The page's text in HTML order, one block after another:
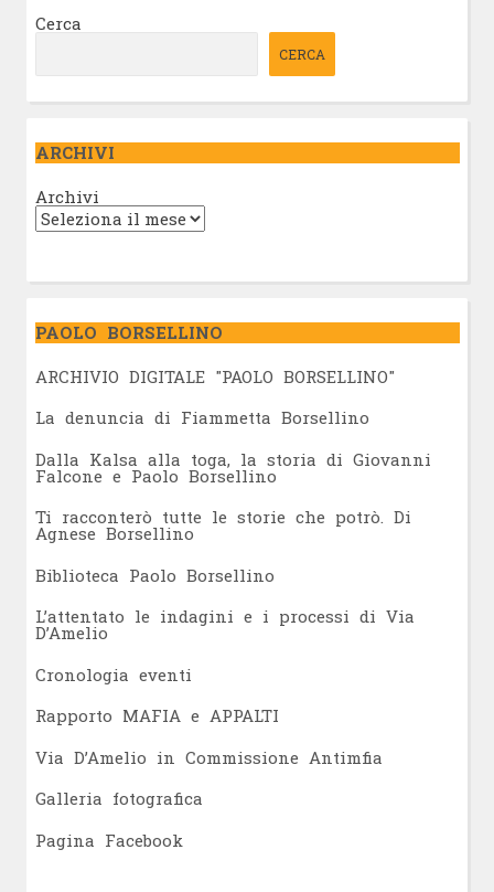
Cerca
CERCA
ARCHIVI
Archivi
PAOLO BORSELLINO
ARCHIVIO DIGITALE "PAOLO BORSELLINO"
La denuncia di Fiammetta Borsellino
Dalla Kalsa alla toga, la storia di Giovanni
Falcone e Paolo Borsellino
Ti racconterò tutte le storie che potrò. Di
Agnese Borsellino
Biblioteca Paolo Borsellino
L’attentato le indagini e i processi di Via
D’Amelio
Cronologia eventi
Rapporto MAFIA e APPALTI
Via D’Amelio in Commissione Antimfia
Galleria fotografica
Pagina Facebook